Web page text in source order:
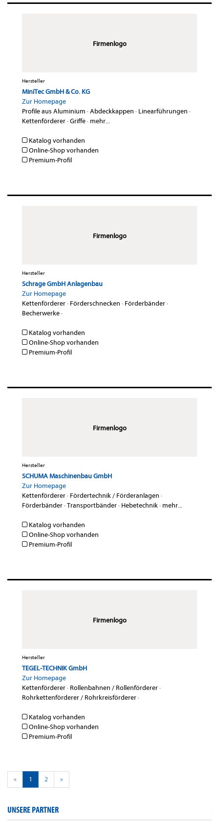
Firmenlogo
Hersteller
MiniTec GmbH & Co. KG
Zur Homepage
Profile aus Aluminium ·Abdeckkappen · Linearführungen ·
Kettenförderer·Griffe· mehr...
Katalog vorhanden
Online-Shop vorhanden
Premium-Profil
Firmenlogo
Hersteller
Schrage GmbH Anlagenbau
Zur Homepage
Kettenförderer· Förderschnecken · Förderbänder·
Becherwerke·
Katalog vorhanden
Online-Shop vorhanden
Premium-Profil
Firmenlogo
Hersteller
SCHUMA Maschinenbau GmbH
Zur Homepage
Kettenförderer· Fördertechnik / Förderanlagen ·
Förderbänder·Transportbänder· Hebetechnik· mehr...
Katalog vorhanden
Online-Shop vorhanden
Premium-Profil
Firmenlogo
Hersteller
TEGEL-TECHNIK GmbH
Zur Homepage
Kettenförderer· Rollenbahnen / Rollenförderer·
Rohrkettenförderer / Rohrkreisförderer·
Katalog vorhanden
Online-Shop vorhanden
Premium-Profil
« 1 2 »
UNSERE PARTNER